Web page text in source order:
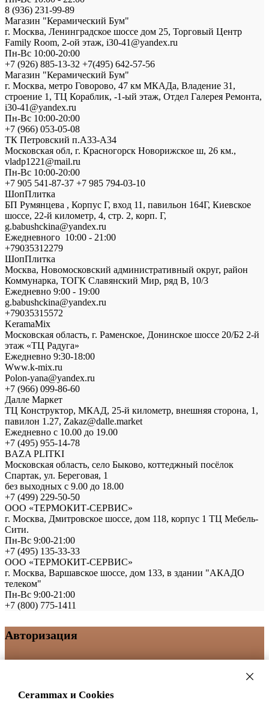
8 (936) 231-99-89
Магазин "Керамический Бум"
г. Москва, Ленинградское шоссе дом 25, Торговый Центр
Family Room, 2-ой этаж, i30-41@yandex.ru
Пн-Вс 10:00-20:00
+7 (926) 885-13-32 +7(495) 642-57-56
Магазин "Керамический Бум"
г. Москва, метро Говорово, 47 км МКАДа, Владение 31,
строение 1, ТЦ Кораблик, -1-ый этаж, Отдел Галерея Ремонта,
i30-41@yandex.ru
Пн-Вс 10:00-20:00
+7 (966) 053-05-08
ТК Петровский п.А33-А34
Московская обл, г. Красногорск Новорижское ш, 26 км.,
vladp1221@mail.ru
Пн-Вс 10:00-20:00
+7 905 541-87-37 +7 985 794-03-10
ШопПлитка
БП Румянцева , Корпус Г, вход 11, павильон 164Г, Киевское
шоссе, 22-й километр, 4, стр. 2, корп. Г,
g.babushckina@yandex.ru
Ежедневного 10:00 - 21:00
+79035312279
ШопПлитка
Москва, Новомосковский административный округ, район
Коммунарка, ТОГК Славянский Мир, ряд В, 10/3
Ежедневно 9:00 - 19:00
g.babushckina@yandex.ru
+79035315572
KeramaMix
Московская область, г. Раменское, Донинское шоссе 20/Б2 2-й
этаж «ТЦ Радуга»
Ежедневно 9:30-18:00
Www.k-mix.ru
Polon-yana@yandex.ru
+7 (966) 099-86-60
Далле Маркет
ТЦ Конструктор, МКАД, 25-й километр, внешняя сторона, 1,
павилон 1.27, Zakaz@dalle.market
Ежедневно с 10.00 до 19.00
+7 (495) 955-14-78
BAZA PLITKI
Московская область, село Быково, коттеджный посёлок
Спартак, ул. Береговая, 1
без выходных с 9.00 до 18.00
+7 (499) 229-50-50
ООО «ТЕРМОКИТ-СЕРВИС»
г. Москва, Дмитровское шоссе, дом 118, корпус 1 ТЦ Мебель-
Сити.
Пн-Вс 9:00-21:00
+7 (495) 135-33-33
ООО «ТЕРМОКИТ-СЕРВИС»
г. Москва, Варшавское шоссе, дом 133, в здании "АКАДО
телеком"
Пн-Вс 9:00-21:00
+7 (800) 775-1411
Авторизация
Ваш пароль
Cerammax и Cookies